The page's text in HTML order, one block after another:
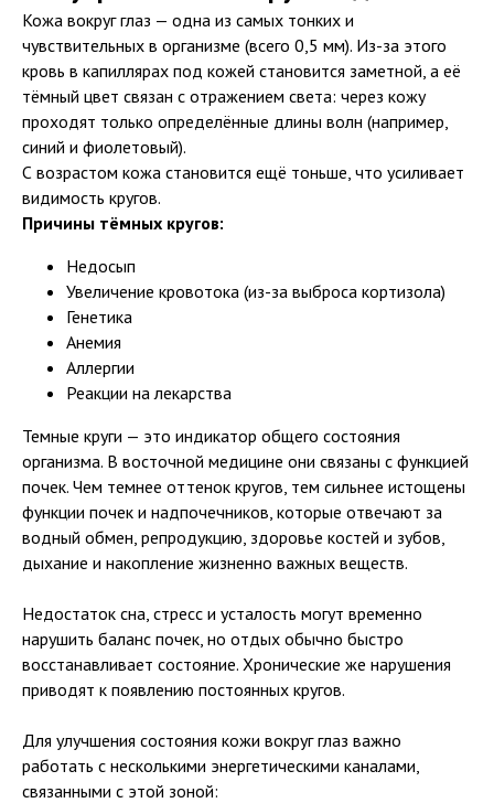
Кожа вокруг глаз — одна из самых тонких и
чувствительных в организме (всего 0,5 мм). Из-за этого
кровь в капиллярах под кожей становится заметной, а её
тёмный цвет связан с отражением света: через кожу
проходят только определённые длины волн (например,
синий и фиолетовый).
С возрастом кожа становится ещё тоньше, что усиливает
видимость кругов.
Причины тёмных кругов:
Недосып
Увеличение кровотока (из-за выброса кортизола)
Генетика
Анемия
Аллергии
Реакции на лекарства
Темные круги — это индикатор общего состояния
организма. В восточной медицине они связаны с функцией
почек. Чем темнее оттенок кругов, тем сильнее истощены
функции почек и надпочечников, которые отвечают за
водный обмен, репродукцию, здоровье костей и зубов,
дыхание и накопление жизненно важных веществ.
Недостаток сна, стресс и усталость могут временно
нарушить баланс почек, но отдых обычно быстро
восстанавливает состояние. Хронические же нарушения
приводят к появлению постоянных кругов.
Для улучшения состояния кожи вокруг глаз важно
работать с несколькими энергетическими каналами,
связанными с этой зоной: